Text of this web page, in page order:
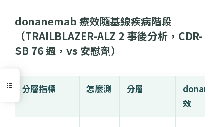
donanemab 療效隨基線疾病階段
（TRAILBLAZER-ALZ 2 事後分析，CDR-
SB 76 週，vs 安慰劑）
分層指標 怎麼測 分層
效